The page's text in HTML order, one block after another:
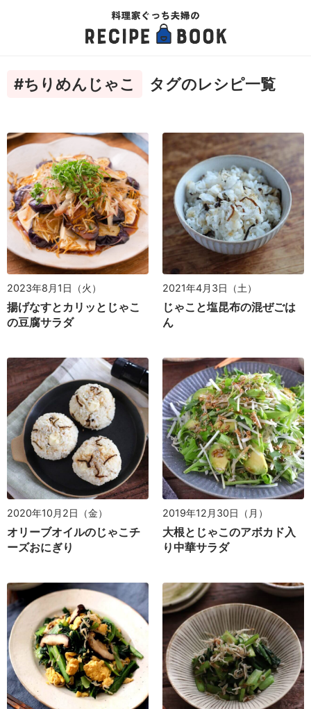
#ちりめんじゃこ タグのレシピ一覧
2023年8月1日（火）
揚げなすとカリッとじゃこ
の豆腐サラダ
2021年4月3日（土）
じゃこと塩昆布の混ぜごは
ん
2020年10月2日（金）
オリーブオイルのじゃこチ
ーズおにぎり
2019年12月30日（月）
大根とじゃこのアボカド入
り中華サラダ